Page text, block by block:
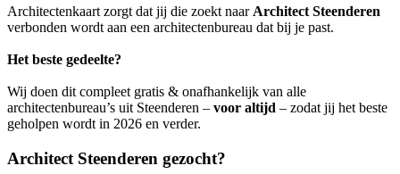
Architectenkaart zorgt dat jij die zoekt naar Architect Steenderen
verbonden wordt aan een architectenbureau dat bij je past.
Het beste gedeelte?
Wij doen dit compleet gratis & onafhankelijk van alle
architectenbureau’s uit Steenderen – voor altijd – zodat jij het beste
geholpen wordt in 2026 en verder.
Architect Steenderen gezocht?